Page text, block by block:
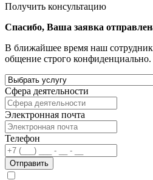
Получить консультацию
Спасибо, Ваша заявка
В ближайшее время наш
общение строго конфиденциально.
Сфера деятельности
Электронная почта
Телефон
Отправить